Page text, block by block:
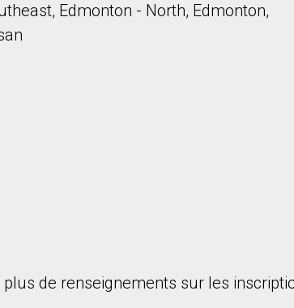
Edmonton - North, Edmonton,
de renseignements sur les